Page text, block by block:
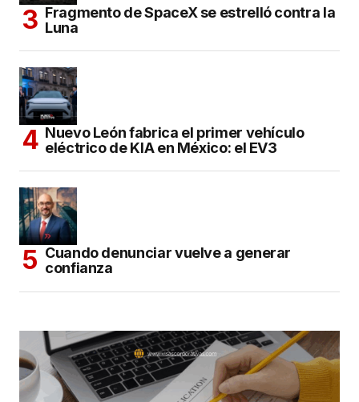
Fragmento de SpaceX se estrelló contra la
Luna
Nuevo León fabrica el primer vehículo
eléctrico de KIA en México: el EV3
Cuando denunciar vuelve a generar
confianza